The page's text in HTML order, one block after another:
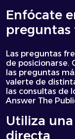
Enfócate
preguntas
Las preguntas
de posicionarse.
las preguntas
valerte de
las consultas de
Answer The
Utiliza
directa